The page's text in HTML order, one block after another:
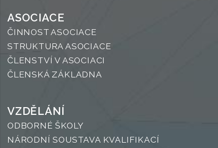
ASOCIACE
ČINNOST ASOCIACE
STRUKTURA ASOCIACE
ČLENSTVÍ V ASOCIACI
ČLENSKÁ ZÁKLADNA
VZDĚLÁNÍ
ODBORNÉ ŠKOLY
NÁRODNÍ SOUSTAVA KVALIFIKACÍ